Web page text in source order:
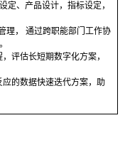
定、产品设计，指标设定，
理， 通过跨职能部门工作协
评估长短期数字化方案，
的数据快速迭代方案，助